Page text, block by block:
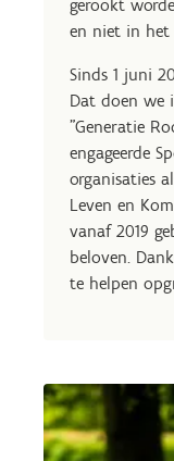
gerookt
en niet in het
Sinds 1 juni
Dat doen we
"Generatie
engageerde
organisaties
Leven en
vanaf 2019
beloven.
te helpen